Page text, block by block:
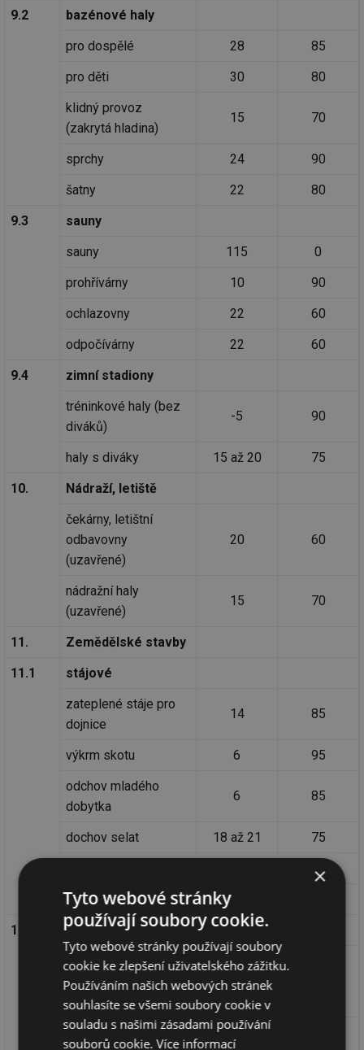
9.2
bazénové haly
pro dospělé
28
85
pro děti
30
80
klidný provoz
(zakrytá hladina)
15 70
sprchy 24
90
šatny
22
80
9.3
sauny
sauny
115
0
prohřívárny
10
90
ochlazovny
22
60
odpočívárny
22
60
9.4
zimní stadiony
tréninkové haly (bez
diváků)
-5 90
haly s diváky 15 až 20
75
10.
Nádraží, letiště
čekárny, letištní
odbavovny
(uzavřené)
20 60
nádražní haly
(uzavřené)
15 70
11.
Zemědělské stavby
11.1
stájové
zateplené stáje pro
dojnice
14 85
výkrm skotu 6
95
odchov mladého
dobytka
6 85
dochov selat 18 až 21
75
50
bahnice s jehňaty
11.2
pěstební
pěstírny žampiónů
(krátkodobě při
desinfekci)
60
pěstírny plodnic
×
Tyto webové stránky
používají soubory cookie.
Tyto webové stránky používají soubory
cookie ke zlepšení uživatelského zážitku.
Používáním našich webových stránek
souhlasíte se všemi soubory cookie v
souladu s našimi zásadami používání
souborů cookie.Více informací